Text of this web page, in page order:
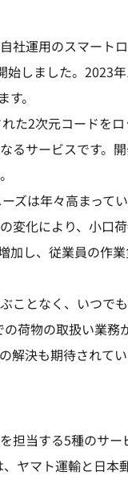
社運用のスマート
しました。2023年
。
た2次元コードを
るサービスです。
ズは年々高まって
変化により、小口
加し、従業員の作
ことなく、いつで
荷物の取扱い業務
決も期待されてい
当する5種のサー
ヤマト運輸と日本